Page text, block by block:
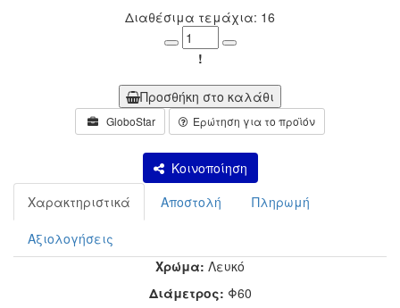
Διαθέσιμα τεμάχια: 16
Minus
Plus
!
Προσθήκη στο καλάθι
GloboStar Ερώτηση για το προϊόν
Κοινοποίηση
Χαρακτηριστικά
Αποστολή Πληρωμή
Αξιολογήσεις
Χρώμα: Λευκό
Διάμετρος: Φ60